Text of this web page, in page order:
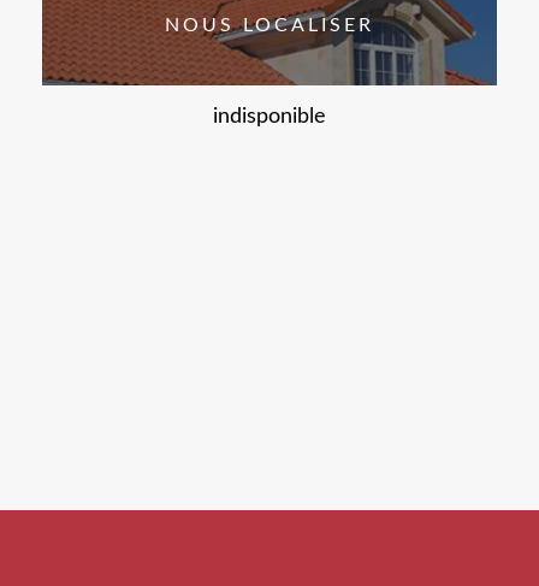
NOUS LOCALISER
indisponible